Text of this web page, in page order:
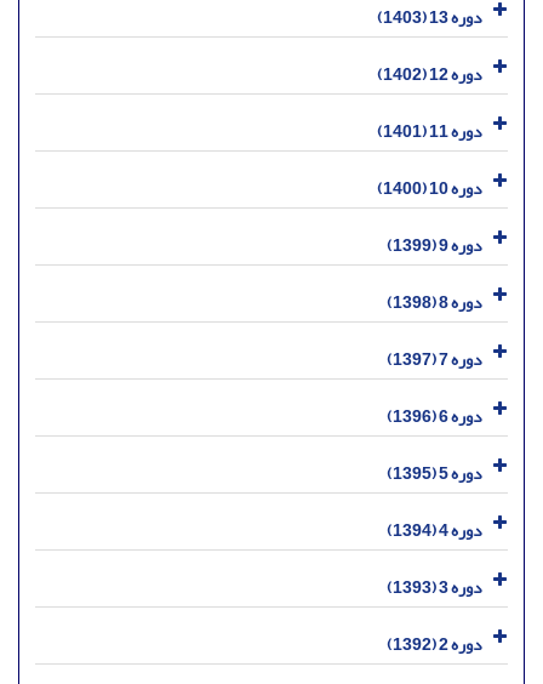
دوره 13 (1403)
دوره 12 (1402)
دوره 11 (1401)
دوره 10 (1400)
دوره 9 (1399)
دوره 8 (1398)
دوره 7 (1397)
دوره 6 (1396)
دوره 5 (1395)
دوره 4 (1394)
دوره 3 (1393)
دوره 2 (1392)